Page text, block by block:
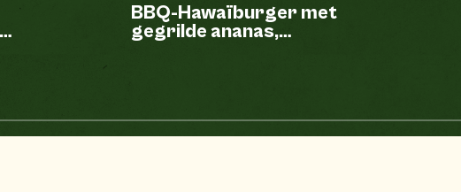
BBQ-Hawaïburger met
gegrilde ananas,